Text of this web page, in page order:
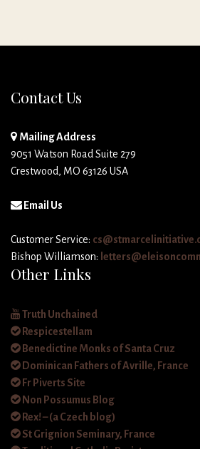
Contact Us
Mailing Address
9051 Watson Road Suite 279
Crestwood, MO 63126 USA
Email Us
Customer Service:
Bishop Williamson:
Other Links
Truth Unchained
Respicestellam
Benedictine Monks of Santa Cruz
Dominican Fathers of Avrille, France
Fr Piverts Site
Non Possumus Blog
Rex! – (a Czech blog)
St Grignion Seminary, France